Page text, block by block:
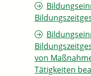
von
Tätigkeiten